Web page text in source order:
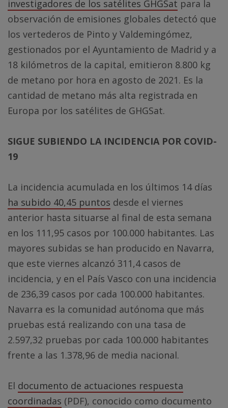
investigadores de los satélites GHGSat para la
observación de emisiones globales detectó que
los vertederos de Pinto y Valdemingómez,
gestionados por el Ayuntamiento de Madrid y a
18 kilómetros de la capital, emitieron 8.800 kg
de metano por hora en agosto de 2021. Es la
cantidad de metano más alta registrada en
Europa por los satélites de GHGSat.
SIGUE SUBIENDO LA INCIDENCIA POR COVID-
19
La incidencia acumulada en los últimos 14 días
ha subido 40,45 puntos desde el viernes
anterior hasta situarse al final de esta semana
en los 111,95 casos por 100.000 habitantes. Las
mayores subidas se han producido en Navarra,
que este viernes alcanzó 311,4 casos de
incidencia, y en el País Vasco con una incidencia
de 236,39 casos por cada 100.000 habitantes.
Navarra es la comunidad autónoma que más
pruebas está realizando con una tasa de
2.597,32 pruebas por cada 100.000 habitantes
frente a las 1.378,96 de media nacional.
El documento de actuaciones respuesta
coordinadas (PDF), conocido como documento